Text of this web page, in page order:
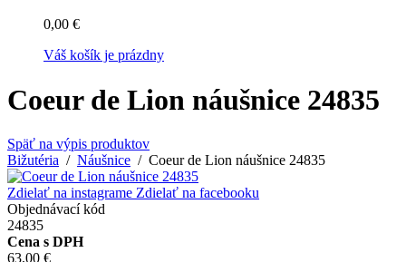
0,00 €
Váš košík je prázdny
Coeur de Lion náušnice 24835
Späť na výpis produktov
Bižutéria / Náušnice / Coeur de Lion náušnice 24835
Zdielať na instagrame Zdielať na facebooku
Objednávací kód
24835
Cena s DPH
63,00 €